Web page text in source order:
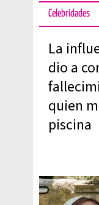
Celebridades
La
dio a
quien
piscina